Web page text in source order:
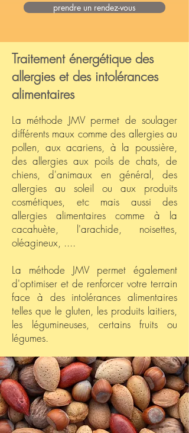
prendre un rendez-vous
Traitement énergétique des
allergies et des intolérances
alimentaires
La méthode JMV permet de soulager
différents maux comme des allergies au
pollen, aux acariens, à la poussière,
des allergies aux poils de chats, de
chiens, d'animaux en général, des
allergies au soleil ou aux produits
cosmétiques, etc mais aussi des
allergies alimentaires comme à la
cacahuète, l'arachide, noisettes,
oléagineux, ....
La méthode JMV permet également
d'optimiser et de renforcer votre terrain
face à des intolérances alimentaires
telles que le gluten, les produits laitiers,
les légumineuses, certains fruits ou
légumes.